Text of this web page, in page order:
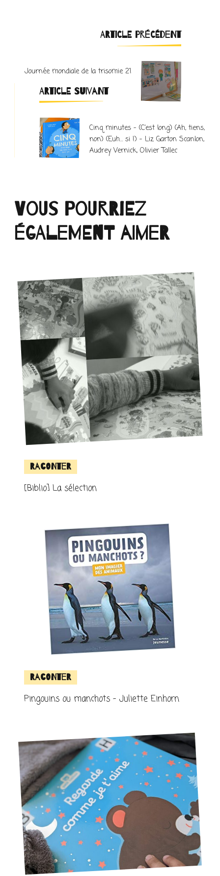
Navigation
d'article
ARTICLE PRÉCÉDENT
Journée mondiale de la trisomie 21
ARTICLE SUIVANT
Cinq minutes – (C’est long) (Ah, tiens,
non) (Euh… si !) – Liz Garton Scanlon,
Audrey Vernick, Olivier Tallec
Vous pourriez
également aimer
Raconter
[Biblio] La sélection
Raconter
Pingouins ou manchots – Juliette Einhorn